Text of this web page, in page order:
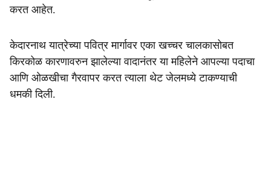
करत आहेत.
केदारनाथ यात्रेच्या पवित्र मार्गावर एका खच्चर चालकासोबत
किरकोळ कारणावरुन झालेल्या वादानंतर या महिलेने आपल्या पदाचा
आणि ओळखीचा गैरवापर करत त्याला थेट जेलमध्ये टाकण्याची
धमकी दिली.